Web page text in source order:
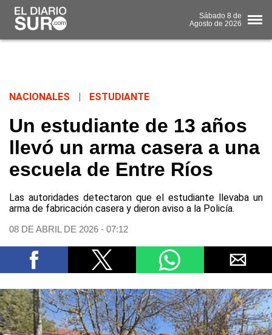
Sábado 8 de
Agosto de 2026
NACIONALES ESTUDIANTE
Un estudiante de 13 años
llevó un arma casera a una
escuela de Entre Ríos
Las autoridades detectaron que el estudiante llevaba un
arma de fabricación casera y dieron aviso a la Policía.
08 DE ABRIL DE 2026 - 07:12